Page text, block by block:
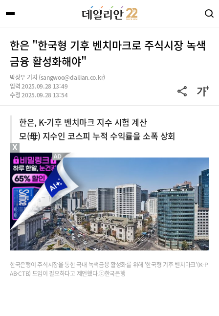
한은 "한국형 기후 벤치마크로 주식시장 녹색
금융 활성화해야"
박상우 기자 (sangwoo@dailian.co.kr)
입력 2025.09.28 13:49
수정 2025.09.28 13:54
한은, K-기후 벤치마크 지수 시험 계산
모(母) 지수인 코스피 누적 수익률을 소폭 상회
한국은행이 주식시장을 통한 국내 녹색금융 활성화를 위해 '한국형 기후 벤치마크'(K-P
AB·CTB) 도입이 필요하다고 제언했다.ⓒ한국은행
X